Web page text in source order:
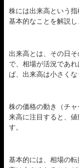
株には出来高という
基本的なことを解説し
出来高とは、その日
で、相場が活況であ
ば、出来高は小さくな
株の価格の動き（チ
来高に注目すると、
す。
基本的には、相場の